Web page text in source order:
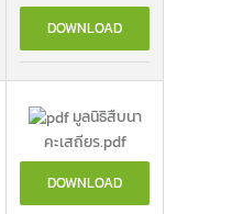
DOWNLOAD
มูลนิธิสืบนา
คะเสถียร.pdf
DOWNLOAD